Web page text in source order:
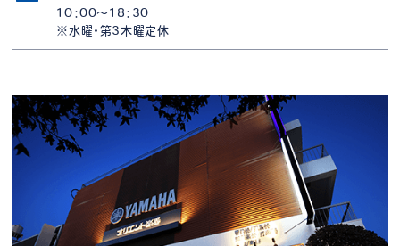
10：00～18：30
※水曜・第3木曜定休